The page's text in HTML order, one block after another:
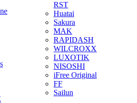
RST
Huatai
Sakura
MAK
RAPIDASH
WILCROXX
LUXOTIK
NISOSHI
iFree Original
FF
Sailun